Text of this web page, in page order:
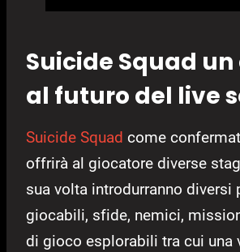
Suicide Squad
al futuro del live
Suicide Squad come
offrirà al giocatore diverse
sua volta introdurranno diversi
giocabili, sfide, nemici,
di gioco esplorabili tra cui una